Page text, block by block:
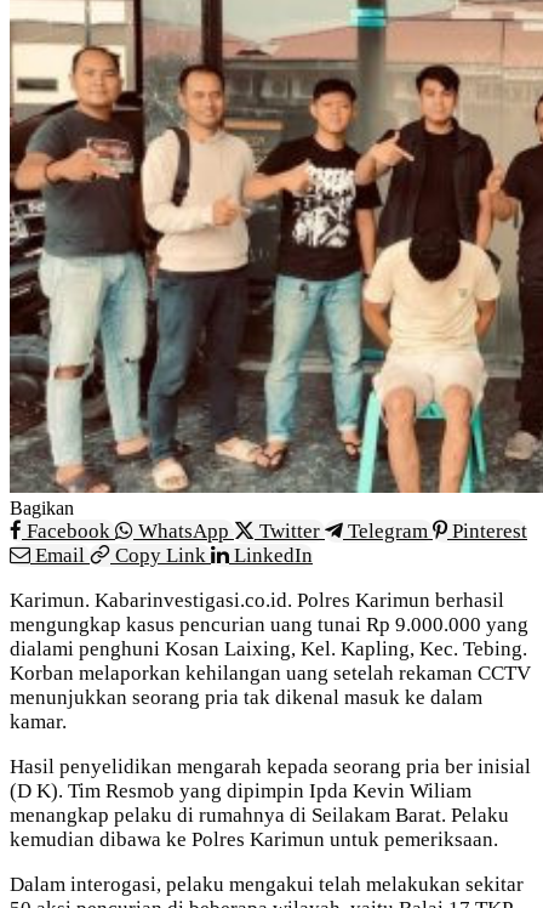
Bagikan
Facebook WhatsApp Twitter Telegram
Pinterest
Email
Copy Link
LinkedIn
Karimun. Kabarinvestigasi.co.id. Polres Karimun berhasil
mengungkap kasus pencurian uang tunai Rp 9.000.000 yang
dialami penghuni Kosan Laixing, Kel. Kapling, Kec. Tebing.
Korban melaporkan kehilangan uang setelah rekaman CCTV
menunjukkan seorang pria tak dikenal masuk ke dalam
kamar.
Hasil penyelidikan mengarah kepada seorang pria ber inisial
(D K). Tim Resmob yang dipimpin Ipda Kevin Wiliam
menangkap pelaku di rumahnya di Seilakam Barat. Pelaku
kemudian dibawa ke Polres Karimun untuk pemeriksaan.
Dalam interogasi, pelaku mengakui telah melakukan sekitar